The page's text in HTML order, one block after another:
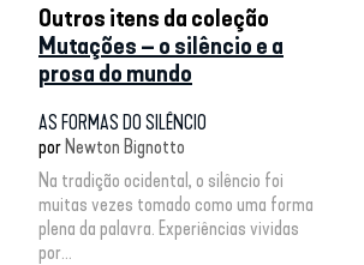
Outros itens da coleção
Mutações – o silêncio e a
prosa do mundo
AS FORMAS DO SILÊNCIO
por Newton Bignotto
Na tradição ocidental, o silêncio foi
muitas vezes tomado como uma forma
plena da palavra. Experiências vividas
por...